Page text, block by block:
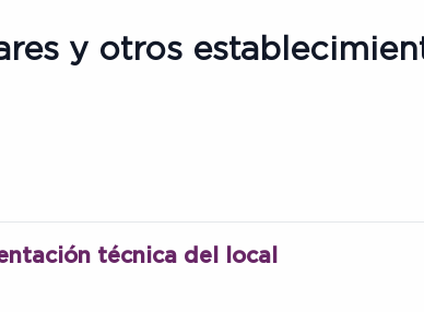
y otros
técnica del local